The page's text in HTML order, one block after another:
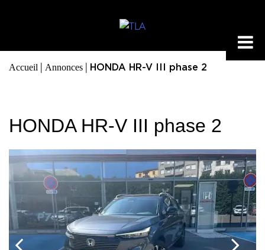
Accueil | Annonces | HONDA HR-V III phase 2
HONDA HR-V III phase 2